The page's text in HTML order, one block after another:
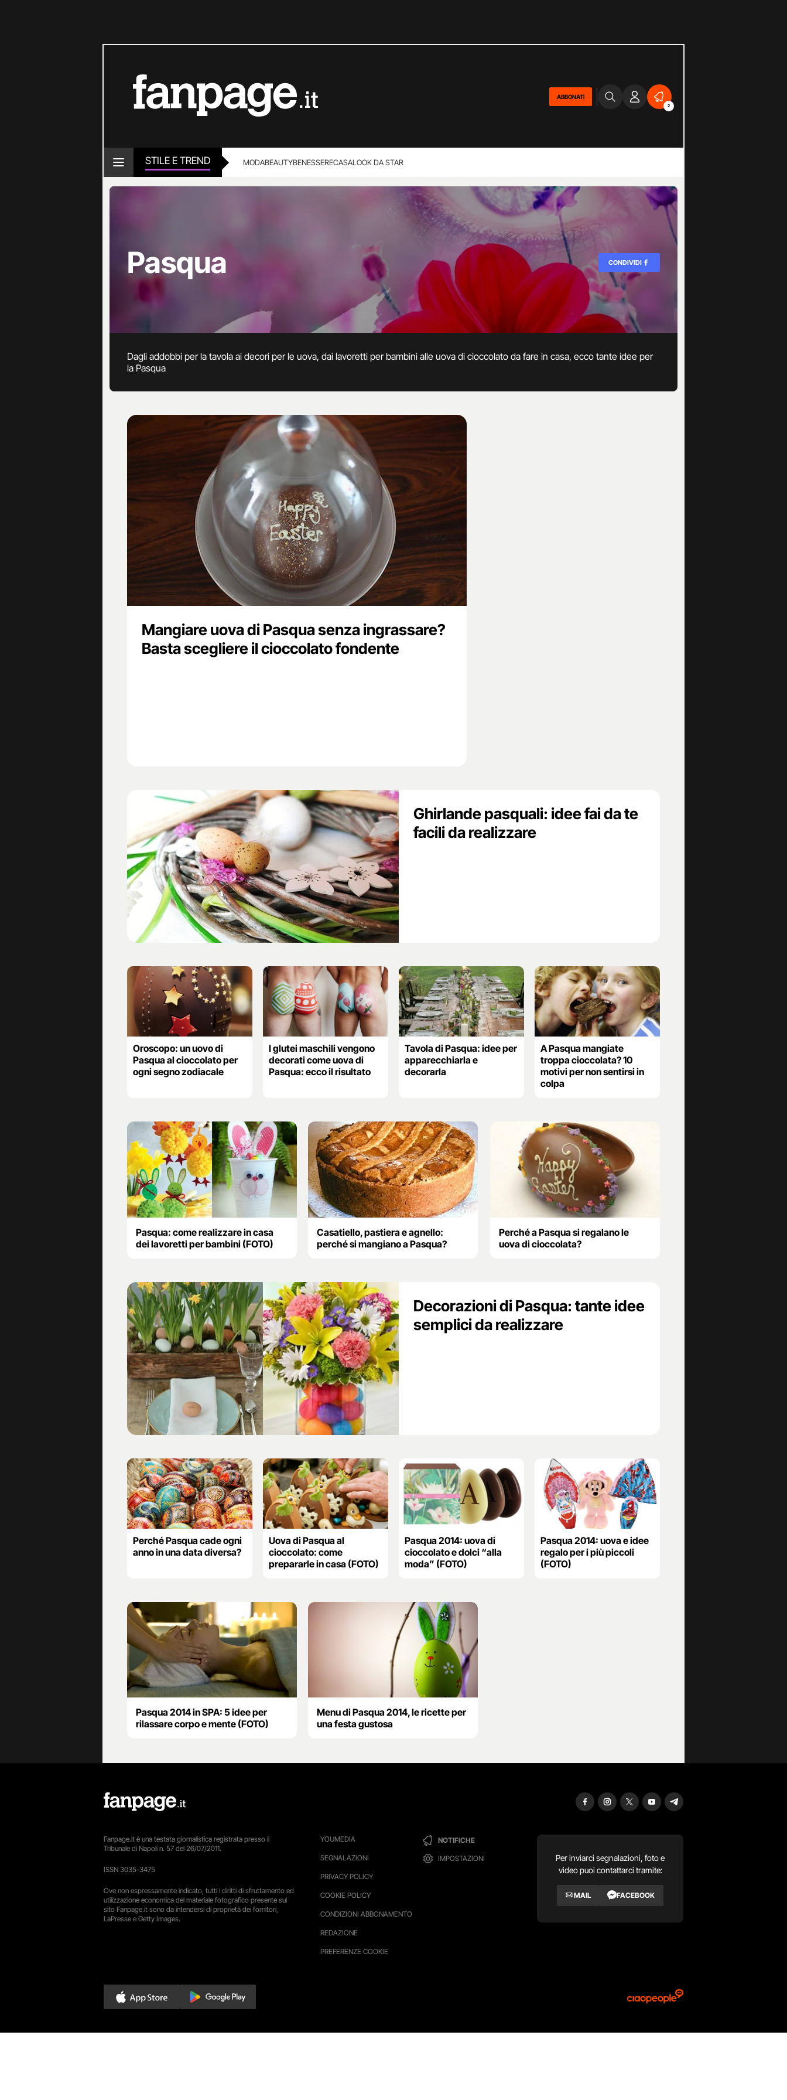
ABBONATI
2
STILE E TREND MODABEAUTYBENESSERECASALOOK DA STAR
Pasqua CONDIVIDI
Dagli addobbi per la tavola ai decori per le uova, dai lavoretti per bambini alle uova di cioccolato da fare in casa, ecco tante idee per
la Pasqua
Mangiare uova di Pasqua senza ingrassare?
Basta scegliere il cioccolato fondente
Ghirlande pasquali: idee fai da te
facili da realizzare
Oroscopo: un uovo di
Pasqua al cioccolato per
ogni segno zodiacale
I glutei maschili vengono
decorati come uova di
Pasqua: ecco il risultato
Tavola di Pasqua: idee per
apparecchiarla e
decorarla
A Pasqua mangiate
troppa cioccolata? 10
motivi per non sentirsi in
colpa
Pasqua: come realizzare in casa
dei lavoretti per bambini (FOTO)
Casatiello, pastiera e agnello:
perché si mangiano a Pasqua?
Perché a Pasqua si regalano le
uova di cioccolata?
Decorazioni di Pasqua: tante idee
semplici da realizzare
Perché Pasqua cade ogni
anno in una data diversa?
Uova di Pasqua al
cioccolato: come
prepararle in casa (FOTO)
Pasqua 2014: uova di
cioccolato e dolci “alla
moda” (FOTO)
Pasqua 2014: uova e idee
regalo per i più piccoli
(FOTO)
Pasqua 2014 in SPA: 5 idee per
rilassare corpo e mente (FOTO)
Menu di Pasqua 2014, le ricette per
una festa gustosa
YOUMEDIA
SEGNALAZIONI
PRIVACY POLICY
COOKIE POLICY
CONDIZIONI ABBONAMENTO
REDAZIONE
PREFERENZE COOKIE
NOTIFICHE
IMPOSTAZIONI
Per inviarci segnalazioni, foto e
video puoi contattarci tramite:
MAIL FACEBOOK
Fanpage.it è una testata giornalistica registrata presso il
Tribunale di Napoli n. 57 del 26/07/2011.
ISSN 3035-3475
Ove non espressamente indicato, tutti i diritti di sfruttamento ed
utilizzazione economica del materiale fotografico presente sul
sito Fanpage.it sono da intendersi di proprietà dei fornitori,
LaPresse e Getty Images.